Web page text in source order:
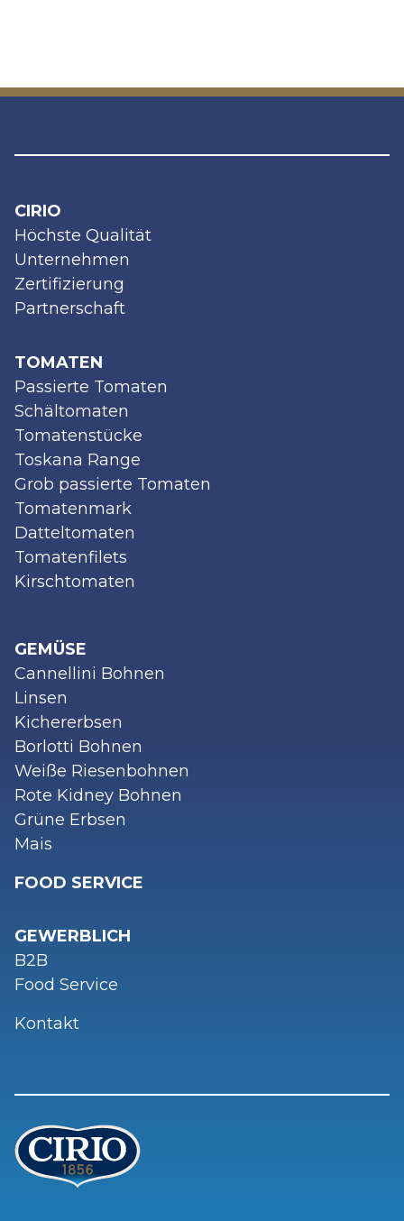
CIRIO
Höchste Qualität
Unternehmen
Zertifizierung
Partnerschaft
TOMATEN
Passierte Tomaten
Schältomaten
Tomatenstücke
Toskana Range
Grob passierte Tomaten
Tomatenmark
Datteltomaten
Tomatenfilets
Kirschtomaten
GEMÜSE
Cannellini Bohnen
Linsen
Kichererbsen
Borlotti Bohnen
Weiße Riesenbohnen
Rote Kidney Bohnen
Grüne Erbsen
Mais
FOOD SERVICE
GEWERBLICH
B2B
Food Service
Kontakt